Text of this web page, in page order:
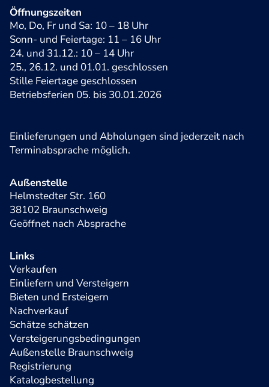
Öffnungszeiten
Mo, Do, Fr und Sa: 10 – 18 Uhr
Sonn- und Feiertage: 11 – 16 Uhr
24. und 31.12.: 10 – 14 Uhr
25., 26.12. und 01.01. geschlossen
Stille Feiertage geschlossen
Betriebsferien 05. bis 30.01.2026
Einlieferungen und Abholungen sind jederzeit nach
Terminabsprache möglich.
Außenstelle
Helmstedter Str. 160
38102 Braunschweig
Geöffnet nach Absprache
Links
Verkaufen
Einliefern und Versteigern
Bieten und Ersteigern
Nachverkauf
Schätze schätzen
Versteigerungsbedingungen
Außenstelle Braunschweig
Registrierung
Katalogbestellung